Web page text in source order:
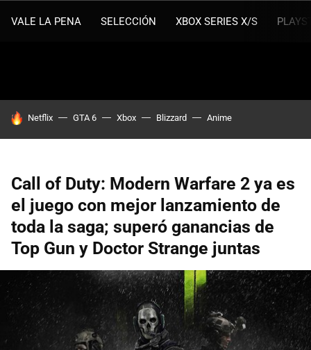
VALE LA PENA SELECCIÓN XBOX SERIES X/S
HOY SE HABLA DE
Netflix GTA 6 Xbox Blizzard Anime
Call of Duty: Modern Warfare 2 ya es
el juego con mejor lanzamiento de
toda la saga; superó ganancias de
Top Gun y Doctor Strange juntas